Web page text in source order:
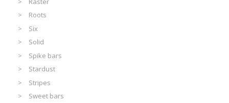
Roots
Six
Solid
Spike bars
Stardust
Stripes
Sweet bars